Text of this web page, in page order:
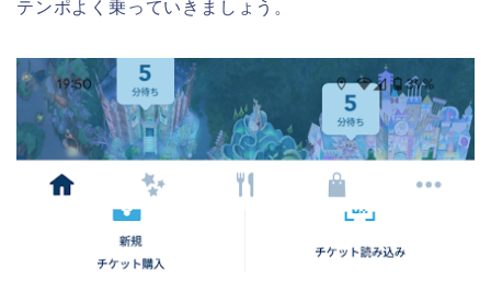
テンポよく乗っていきましょう。